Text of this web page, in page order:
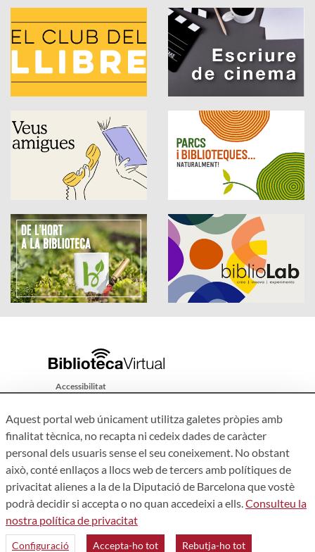
Accessibilitat
Política de privacitat
Mapa web
Qui som
Contacte
Aquest portal web únicament utilitza galetes pròpies amb
finalitat tècnica, no recapta ni cedeix dades de caràcter
personal dels usuaris sense el seu coneixement. No obstant
això, conté enllaços a llocs web de tercers amb polítiques de
privacitat alienes a la de la Diputació de Barcelona que vostè
podrà decidir si accepta o no quan accedeixi a ells.Consulteu la
nostra política de privacitat
Configuració Accepta-ho tot Rebutja-ho tot